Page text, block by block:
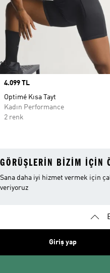
Price
4.099 TL
Optimé Kısa Tayt
Kadın Performance
2 renk
GÖRÜŞLERIN BIZIM IÇIN
Sana daha iyi hizmet vermek için
veriyoruz
Giriş yap